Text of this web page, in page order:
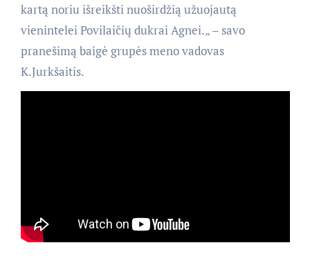
kartą noriu išreikšti nuoširdžią užuojautą
vienintelei Povilaičių dukrai Agnei.„ – savo
pranešimą baigė grupės meno vadovas
K.Jurkšaitis.